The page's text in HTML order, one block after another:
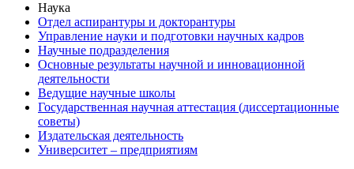
Наука
Отдел аспирантуры и докторантуры
Управление науки и подготовки научных кадров
Научные подразделения
Основные результаты научной и инновационной
деятельности
Ведущие научные школы
Государственная научная аттестация (диссертационные
советы)
Издательская деятельность
Университет – предприятиям